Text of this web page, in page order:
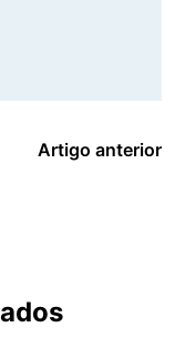
Artigo anterior